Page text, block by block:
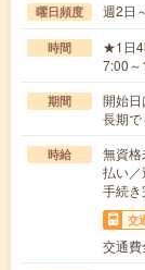
曜日頻度 週2日
時間
★1日4
7:00
期間
開始
長期で
時給
無資
払い
手続き
交
交通